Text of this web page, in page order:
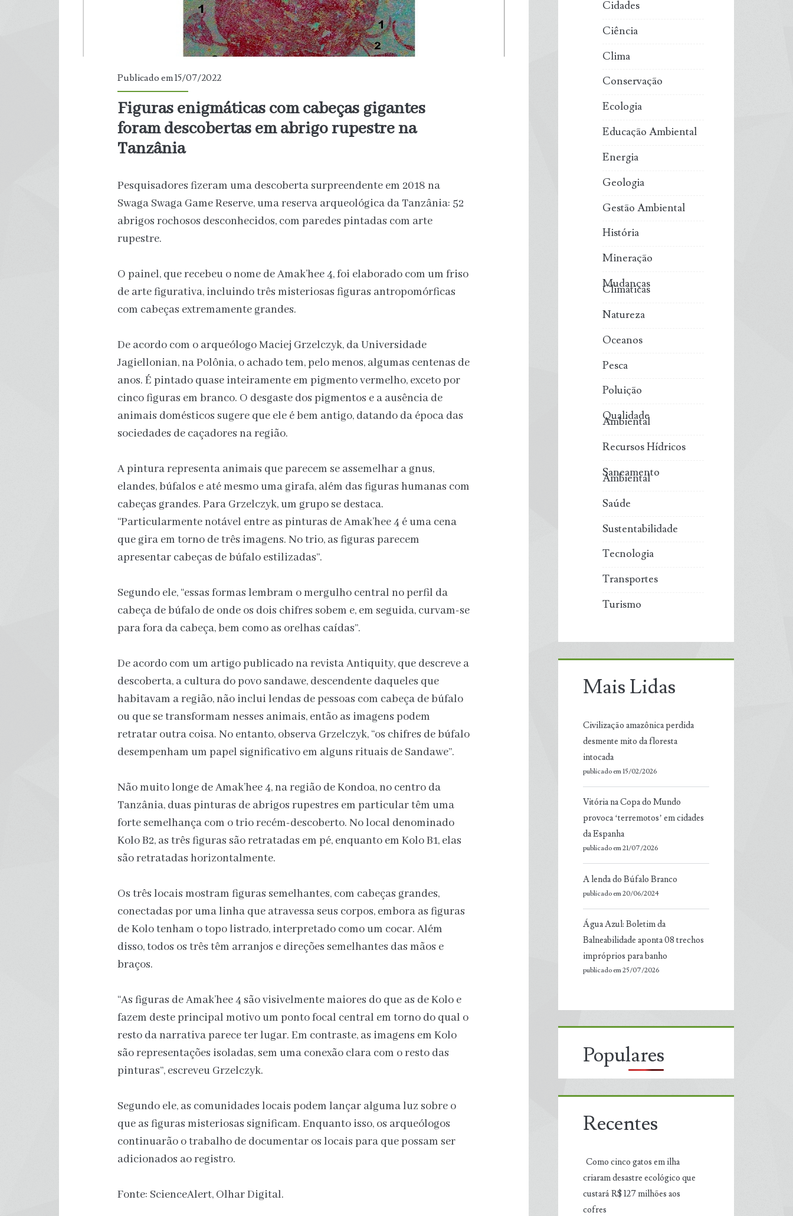
Publicado em 15/07/2022
Figuras enigmáticas com cabeças gigantes
foram descobertas em abrigo rupestre na
Tanzânia
Pesquisadores fizeram uma descoberta surpreendente em 2018 na
Swaga Swaga Game Reserve, uma reserva arqueológica da Tanzânia: 52
abrigos rochosos desconhecidos, com paredes pintadas com arte
rupestre.
O painel, que recebeu o nome de Amak’hee 4, foi elaborado com um friso
de arte figurativa, incluindo três misteriosas figuras antropomórficas
com cabeças extremamente grandes.
De acordo com o arqueólogo Maciej Grzelczyk, da Universidade
Jagiellonian, na Polônia, o achado tem, pelo menos, algumas centenas de
anos. É pintado quase inteiramente em pigmento vermelho, exceto por
cinco figuras em branco. O desgaste dos pigmentos e a ausência de
animais domésticos sugere que ele é bem antigo, datando da época das
sociedades de caçadores na região.
A pintura representa animais que parecem se assemelhar a gnus,
elandes, búfalos e até mesmo uma girafa, além das figuras humanas com
cabeças grandes. Para Grzelczyk, um grupo se destaca.
“Particularmente notável entre as pinturas de Amak’hee 4 é uma cena
que gira em torno de três imagens. No trio, as figuras parecem
apresentar cabeças de búfalo estilizadas”.
Segundo ele, “essas formas lembram o mergulho central no perfil da
cabeça de búfalo de onde os dois chifres sobem e, em seguida, curvam-se
para fora da cabeça, bem como as orelhas caídas”.
De acordo com um artigo publicado na revista Antiquity, que descreve a
descoberta, a cultura do povo sandawe, descendente daqueles que
habitavam a região, não inclui lendas de pessoas com cabeça de búfalo
ou que se transformam nesses animais, então as imagens podem
retratar outra coisa. No entanto, observa Grzelczyk, “os chifres de búfalo
desempenham um papel significativo em alguns rituais de Sandawe”.
Não muito longe de Amak’hee 4, na região de Kondoa, no centro da
Tanzânia, duas pinturas de abrigos rupestres em particular têm uma
forte semelhança com o trio recém-descoberto. No local denominado
Kolo B2, as três figuras são retratadas em pé, enquanto em Kolo B1, elas
são retratadas horizontalmente.
Os três locais mostram figuras semelhantes, com cabeças grandes,
conectadas por uma linha que atravessa seus corpos, embora as figuras
de Kolo tenham o topo listrado, interpretado como um cocar. Além
disso, todos os três têm arranjos e direções semelhantes das mãos e
braços.
“As figuras de Amak’hee 4 são visivelmente maiores do que as de Kolo e
fazem deste principal motivo um ponto focal central em torno do qual o
resto da narrativa parece ter lugar. Em contraste, as imagens em Kolo
são representações isoladas, sem uma conexão clara com o resto das
pinturas”, escreveu Grzelczyk.
Segundo ele, as comunidades locais podem lançar alguma luz sobre o
que as figuras misteriosas significam. Enquanto isso, os arqueólogos
continuarão o trabalho de documentar os locais para que possam ser
adicionados ao registro.
Fonte: ScienceAlert, Olhar Digital.
Cidades
Ciência
Clima
Conservação
Ecologia
Educação Ambiental
Energia
Geologia
Gestão Ambiental
História
Mineração
Mudanças
Climáticas
Natureza
Oceanos
Pesca
Poluição
Qualidade
Ambiental
Recursos Hídricos
Saneamento
Ambiental
Saúde
Sustentabilidade
Tecnologia
Transportes
Turismo
Mais Lidas
Civilização amazônica perdida
desmente mito da floresta
intocada
publicado em 15/02/2026
Vitória na Copa do Mundo
provoca ‘terremotos’ em cidades
da Espanha
publicado em 21/07/2026
A lenda do Búfalo Branco
publicado em 20/06/2024
Água Azul: Boletim da
Balneabilidade aponta 08 trechos
impróprios para banho
publicado em 25/07/2026
Populares
Recentes
Como cinco gatos em ilha
criaram desastre ecológico que
custará R$ 127 milhões aos
cofres